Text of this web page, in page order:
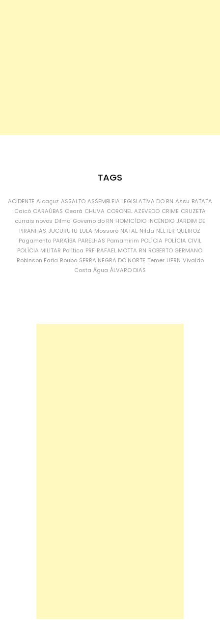
TAGS
ACIDENTE Alcaçuz ASSALTO ASSEMBLEIA LEGISLATIVA DO RN Assu BATATA
Caicó CARAÚBAS Ceará CHUVA CORONEL AZEVEDO CRIME CRUZETA
currais novos Dilma Governo do RN HOMICÍDIO INCÊNDIO JARDIM DE
PIRANHAS JUCURUTU LULA Mossoró NATAL Nilda NÉLTER QUEIROZ
Pagamento PARAÍBA PARELHAS Parnamirim POLÍCIA POLÍCIA CIVIL
POLÍCIA MILITAR Política PRF RAFAEL MOTTA RN ROBERTO GERMANO
Robinson Faria Roubo SERRA NEGRA DO NORTE Temer UFRN Vivaldo
Costa Água ÁLVARO DIAS